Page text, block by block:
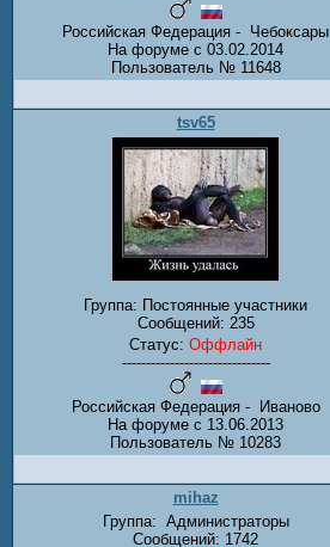
Российская Федерация - Чебоксары
На форуме с 03.02.2014
Пользователь № 11648
tsv65
Группа: Постоянные участники
Сообщений: 235
Статус: Оффлайн
-------------------------------
Российская Федерация - Иваново
На форуме с 13.06.2013
Пользователь № 10283
mihaz
Группа: Администраторы
Сообщений: 1742